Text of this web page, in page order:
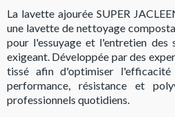
La lavette ajourée SUPER
une lavette de nettoyage
pour l'essuyage et l'entretien des
exigeant. Développée par des
tissé afin d'optimiser l'efficacité
performance, résistance et
professionnels quotidiens.